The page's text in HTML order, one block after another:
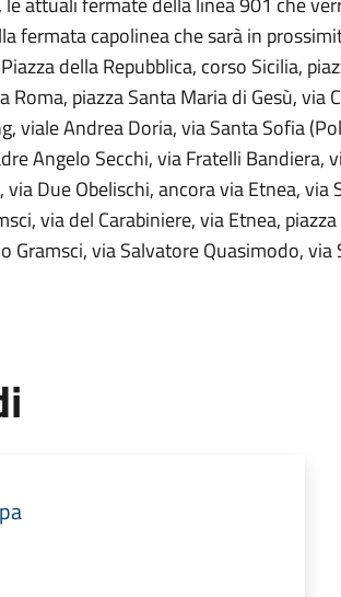
fermata capolinea che sarà in
della Repubblica, corso Sicilia,
Roma, piazza Santa Maria di Gesù, via
viale Andrea Doria, via Santa Sofia
Angelo Secchi, via Fratelli
via Due Obelischi, ancora via Etnea,
via del Carabiniere, via Etnea,
Gramsci, via Salvatore Quasimodo,